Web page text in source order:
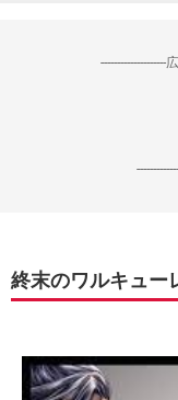
終末のワルキュー